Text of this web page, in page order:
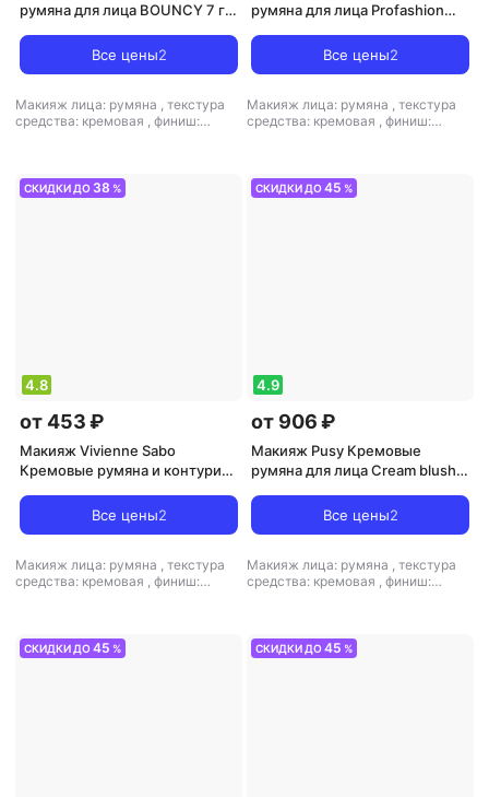
румяна для лица BOUNCY 7 г
Все цены2
Макияж лица: румяна , текстура
средства: кремовая , финиш:
румяна для лица Profashion
Все цены2
Макияж лица: румяна , текстура
средства: кремовая , финиш:
СКИДКИ ДО 38 %
4.8
от 453 ₽
Макияж Vivienne Sabo
Кремовые румяна и контуринг
Все цены2
Макияж лица: румяна , текстура
средства: кремовая , финиш:
СКИДКИ ДО45 %
4.9
от 906 ₽
Макияж Pusy Кремовые
румяна для лица Cream blush
Все цены2
Макияж лица: румяна , текстура
средства: кремовая , финиш:
СКИДКИ ДО45 % СКИДКИ ДО45 %